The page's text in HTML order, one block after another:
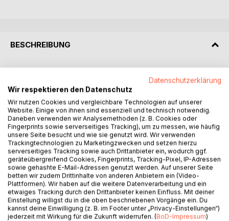
BESCHREIBUNG
die Leser/-innen versuchen, die Erfahrung einiger
Protagonisten nachzuvollziehen und den abgesteckten
Instruktionen folgen, können sie die freudvollen
Veränderung in ihrem Bewusstseins selbst erfahren. Als
Teil des feinstofflichen Systems, das dem menschlichen
Sein zu Grunde liegt, repräsentieren die sieben Schlüssel
die Qualitäten der sieben subtilen Energiezentren. Sie
helfen den jungen Helden auf ihrer epischen Reise aus
dem von Dämonen beherrschten Teletsia in das geheime
Land Sasrar und ermöglichen es ihnen gleichzeitig, mehr
über sich selbst zu erfahren. Viele haben die Erfahrung des
Erwachens bereits gemacht und halfen dabei, die Idee mit
dem ersten Teil der Trilogie in die Praxis umzusetzen.
Datenschutzerklärung
Wir respektieren den Datenschutz
Wir nutzen Cookies und vergleichbare Technologien auf unserer
Website. Einige von ihnen sind essenziell und technisch notwendig.
Daneben verwenden wir Analysemethoden (z. B. Cookies oder
Fingerprints sowie serverseitiges Tracking), um zu messen, wie häufig
unsere Seite besucht und wie sie genutzt wird. Wir verwenden
Trackingtechnologien zu Marketingzwecken und setzen hierzu
serverseitiges Tracking sowie auch Drittanbieter ein, wodurch ggf.
geräteübergreifend Cookies, Fingerprints, Tracking-Pixel, IP-Adressen
sowie gehashte E-Mail-Adressen genutzt werden. Auf unserer Seite
betten wir zudem Drittinhalte von anderen Anbietern ein (Video-
Plattformen). Wir haben auf die weitere Datenverarbeitung und ein
etwaiges Tracking durch den Drittanbieter keinen Einfluss. Mit deiner
Einstellung willigst du in die oben beschriebenen Vorgänge ein. Du
kannst deine Einwilligung (z. B. im Footer unter „Privacy-Einstellungen“)
jederzeit mit Wirkung für die Zukunft widerrufen. (BoD-Impressum)